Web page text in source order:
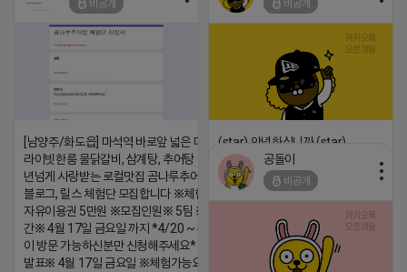
비공개
[남양주/화도읍] 마석역 바로앞 넓은 매장과, 프
라이빗한룸 물닭갈비, 삼계탕, 추어탕 맛집 10
년넘게 사랑받는 로컬맛집 곰나루추어탕에서
블로그, 릴스 체험단 모집합니다 ※체험메뉴※
자유이용권 5만원 ※모집인원※ 5팀 ※모집기
간※ 4월 17일 금요일 까지 *4/20 ~ 4/26 사
이 방문 가능하신분만 신청해주세요* ※체험단
발표※ 4월 17일 금요일 ※체험가능요일※ 모
비공개
(star) 안녕하십니까 (star)
2026-04-18 17:12
공돌이
비공개